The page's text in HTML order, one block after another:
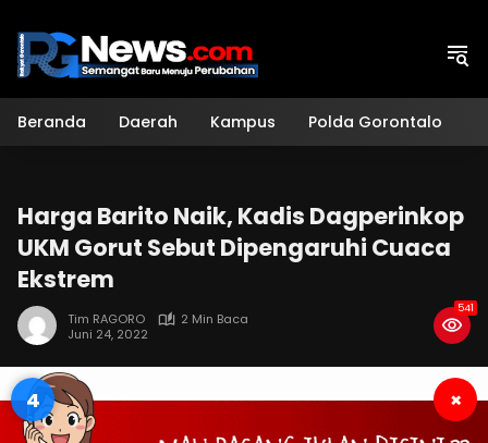
konten
Beranda Daerah Kampus Polda Gorontalo
Harga Barito Naik, Kadis Dagperinkop
UKM Gorut Sebut Dipengaruhi Cuaca
Ekstrem
Tim RAGORO
2 Min Baca
Juni 24, 2022
541
3 ×